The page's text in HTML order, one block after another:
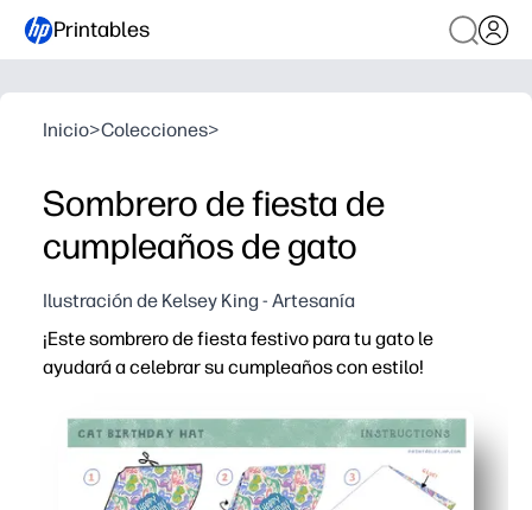
Printables
Inicio>Colecciones>
Sombrero de fiesta de
cumpleaños de gato
Ilustración de Kelsey King - Artesanía
¡Este sombrero de fiesta festivo para tu gato le
ayudará a celebrar su cumpleaños con estilo!
Imprime en casa en minutos - solo necesitas tijeras y
La plantilla ajustable se adapta a gatos pequeños a
Manualidades para niños que pueden hacer juntos: